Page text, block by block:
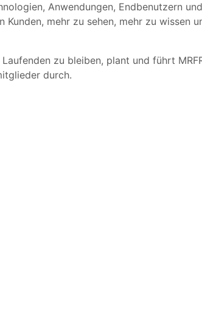
Anwendungen, Endbenutzern
mehr zu sehen, mehr zu wissen
zu bleiben, plant und führt
durch.